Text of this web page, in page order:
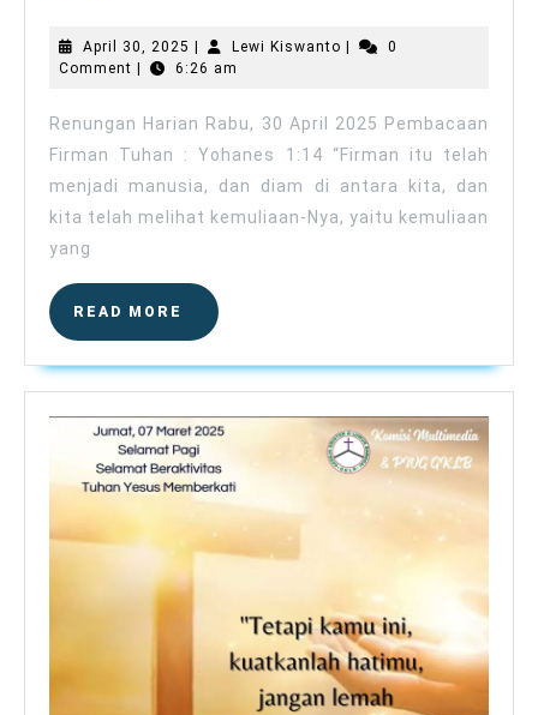
Rabu,
30
2025
April 30, 2025 April
30,
Lewi Kiswanto Lewi
0
Comment
6:26 am
Renungan Harian Rabu, 30 April 2025 Pembacaan
Firman Tuhan : Yohanes 1:14 “Firman itu telah
menjadi manusia, dan diam di antara kita, dan
kita telah melihat kemuliaan-Nya, yaitu kemuliaan
yang
READ MORE
READ
MORE